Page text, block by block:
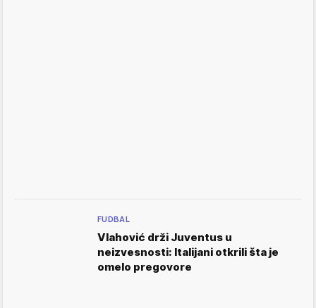
FUDBAL
Vlahović drži Juventus u
neizvesnosti: Italijani otkrili šta je
omelo pregovore